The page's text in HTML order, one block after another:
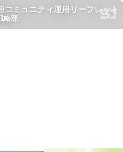
コミュニティ運用リーフレット
略部